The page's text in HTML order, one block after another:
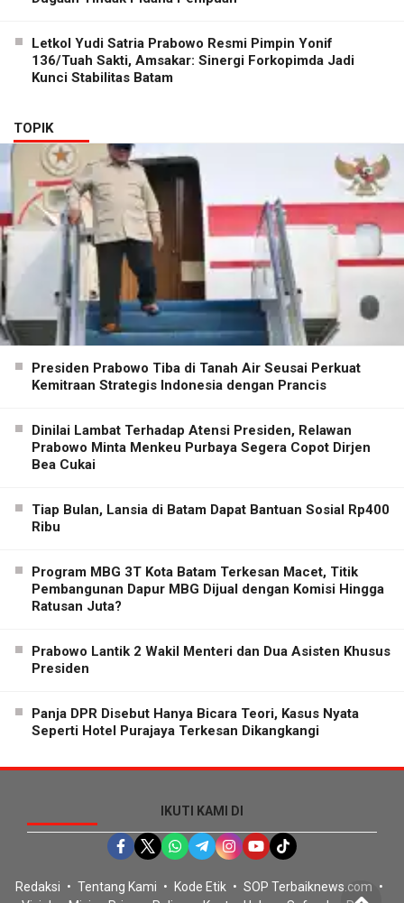
Letkol Yudi Satria Prabowo Resmi Pimpin Yonif
136/Tuah Sakti, Amsakar: Sinergi Forkopimda Jadi
Kunci Stabilitas Batam
TOPIK
Presiden Prabowo Tiba di Tanah Air Seusai Perkuat
Kemitraan Strategis Indonesia dengan Prancis
Dinilai Lambat Terhadap Atensi Presiden, Relawan
Prabowo Minta Menkeu Purbaya Segera Copot Dirjen
Bea Cukai
Tiap Bulan, Lansia di Batam Dapat Bantuan Sosial Rp400
Ribu
Program MBG 3T Kota Batam Terkesan Macet, Titik
Pembangunan Dapur MBG Dijual dengan Komisi Hingga
Ratusan Juta?
Prabowo Lantik 2 Wakil Menteri dan Dua Asisten Khusus
Presiden
Panja DPR Disebut Hanya Bicara Teori, Kasus Nyata
Seperti Hotel Purajaya Terkesan Dikangkangi
IKUTI KAMI DI
Redaksi Tentang Kami Kode Etik
SOP Terbaiknews.com